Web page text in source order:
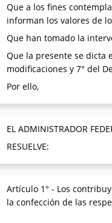
Que a los fines
informan los valores de
Que han tomado la
Que la presente se dicta
modificaciones y 7° del
Por ello,
EL ADMINISTRADOR
RESUELVE:
Artículo 1° - Los
la confección de las